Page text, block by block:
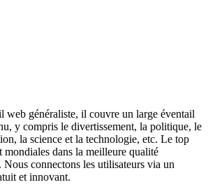
web généraliste, il couvre un large éventail
y compris le divertissement, la politique, le
la science et la technologie, etc. Le top
mondiales dans la meilleure qualité
connectons les utilisateurs via un
et innovant.